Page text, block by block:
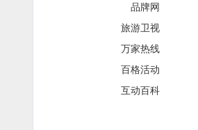
品牌网
旅游卫视
万家热线
百格活动
互动百科